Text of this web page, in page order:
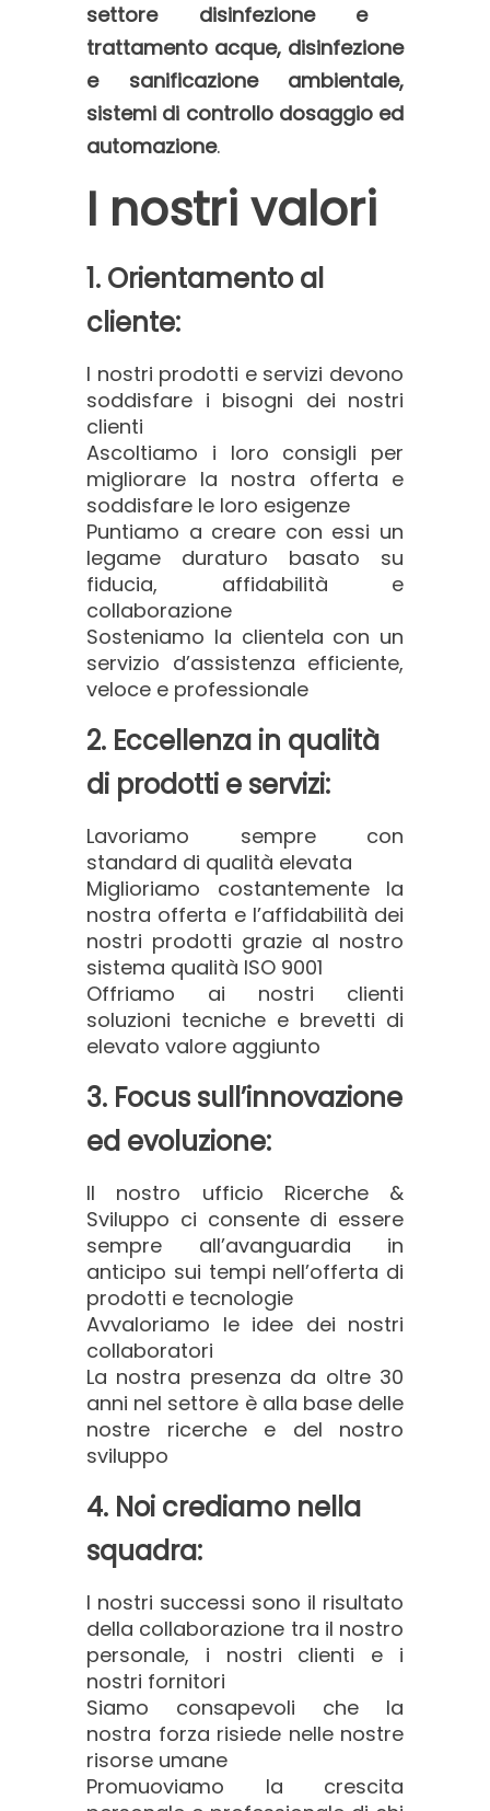
settore disinfezione e
trattamento acque, disinfezione
e sanificazione ambientale,
sistemi di controllo dosaggio ed
automazione.
I nostri valori
1. Orientamento al
cliente:
I nostri prodotti e servizi devono
soddisfare i bisogni dei nostri
clienti
Ascoltiamo i loro consigli per
migliorare la nostra offerta e
soddisfare le loro esigenze
Puntiamo a creare con essi un
legame duraturo basato su
fiducia, affidabilità e
collaborazione
Sosteniamo la clientela con un
servizio d’assistenza efficiente,
veloce e professionale
2. Eccellenza in qualità
di prodotti e servizi:
Lavoriamo sempre con
standard di qualità elevata
Miglioriamo costantemente la
nostra offerta e l’affidabilità dei
nostri prodotti grazie al nostro
sistema qualità ISO 9001
Offriamo ai nostri clienti
soluzioni tecniche e brevetti di
elevato valore aggiunto
3. Focus sull’innovazione
ed evoluzione:
Il nostro ufficio Ricerche &
Sviluppo ci consente di essere
sempre all’avanguardia in
anticipo sui tempi nell’offerta di
prodotti e tecnologie
Avvaloriamo le idee dei nostri
collaboratori
La nostra presenza da oltre 30
anni nel settore è alla base delle
nostre ricerche e del nostro
sviluppo
4. Noi crediamo nella
squadra:
I nostri successi sono il risultato
della collaborazione tra il nostro
personale, i nostri clienti e i
nostri fornitori
Siamo consapevoli che la
nostra forza risiede nelle nostre
risorse umane
Promuoviamo la crescita